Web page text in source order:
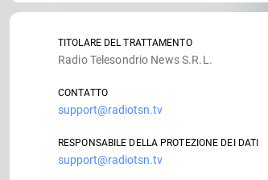
TITOLARE DEL TRATTAMENTO
Radio Telesondrio News S.R.L.
CONTATTO
support@radiotsn.tv
RESPONSABILE DELLA PROTEZIONE DEI DATI
support@radiotsn.tv